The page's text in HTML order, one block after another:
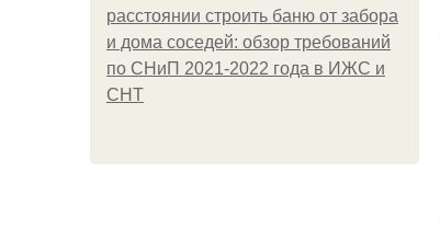
расстоянии строить баню от забора
и дома соседей: обзор требований
по СНиП 2021-2022 года в ИЖС и
СНТ